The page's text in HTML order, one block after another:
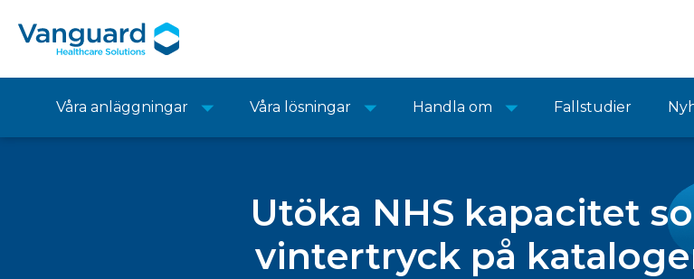
Våra anläggningar Våra lösningar Handla om Fallstudier
Utöka NHS kapacitet
vintertryck på